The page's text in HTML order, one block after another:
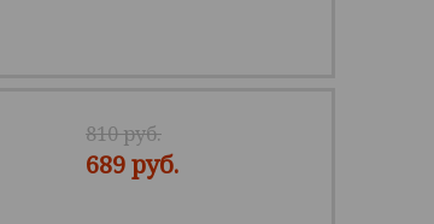
810 руб.
689 руб.